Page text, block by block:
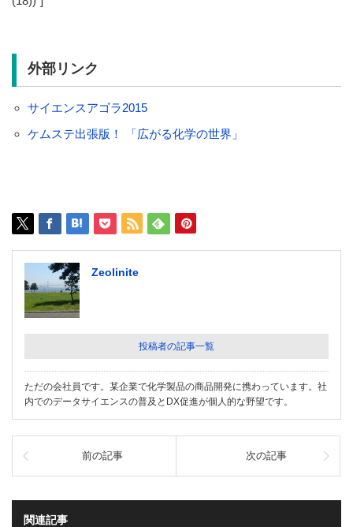
外部リンク
サイエンスアゴラ2015
ケムステ出張版！ 「広がる化学の世界」
Zeolinite
投稿者の記事一覧
ただの会社員です。某企業で化学製品の商品開発に携わっています。社
内でのデータサイエンスの普及とDX促進が個人的な野望です。
前の記事 次の記事
関連記事